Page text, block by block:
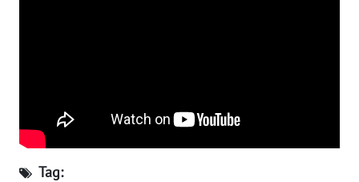
Tag:
JOGJA
JATIM